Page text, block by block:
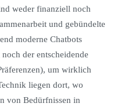
weder finanziell noch
und gebündelte
moderne Chatbots
der entscheidende
um wirklich
liegen dort, wo
von Bedürfnissen in